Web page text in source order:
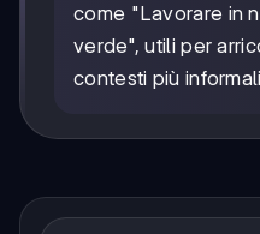
come "Lavorare in
verde", utili per
contesti più